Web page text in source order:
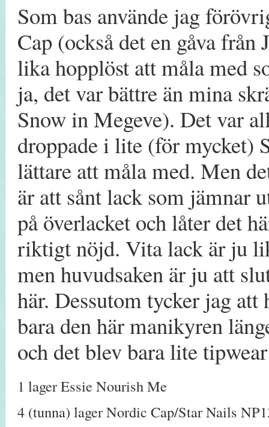
Som bas använde jag
Cap (också det en gåva från
lika hopplöst att måla med
ja, det var bättre än mina
Snow in Megeve). Det var
droppade i lite (för mycket)
lättare att måla med. Men
är att sånt lack som jämnar
på överlacket och låter det
riktigt nöjd. Vita lack är ju
men huvudsaken är ju att
här. Dessutom tycker jag
bara den här manikyren
och det blev bara lite
1 lager Essie Nourish Me
4 (tunna) lager Nordic Cap/Star Nails